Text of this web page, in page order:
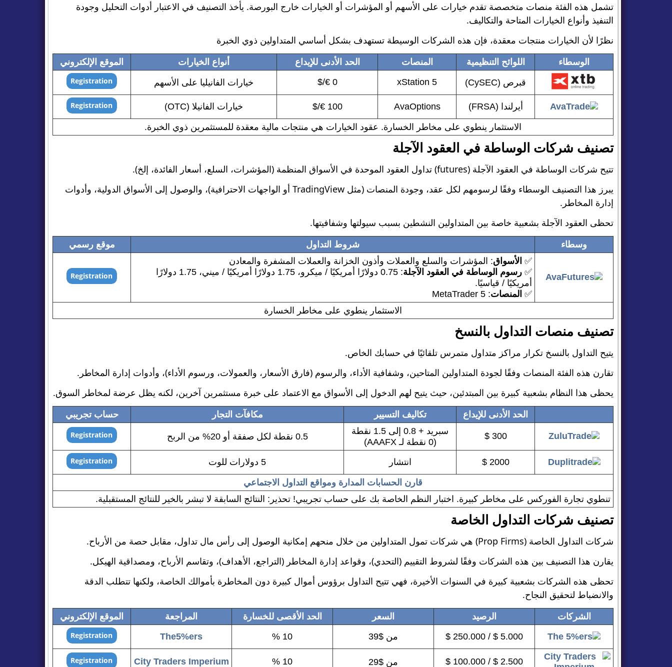
تشمل هذه الفئة منصات متخصصة تقدم خيارات على الأسهم أو المؤشرات أو الخيارات خارج البورصة. يأخذ التصنيف في الاعتبار أدوات التحليل وجودة
التنفيذ وأنواع الخيارات المتاحة والتكاليف.
نظرًا لأن الخيارات منتجات معقدة، فإن هذه الشركات الوسيطة تستهدف بشكل أساسي المتداولين ذوي الخبرة
الوسطاء اللوائح التنظيمية المنصات الحد الأدنى للإيداع أنواع الخيارات الموقع الإلكتروني
قبرص (CySEC) xStation 5
0 €/$ خيارات الفانيليا على الأسهم
أيرلندا (FRSA) AvaOptions
100 €/$ خيارات الفانيلا (OTC)
الاستثمار ينطوي على مخاطر الخسارة. عقود الخيارات هي منتجات مالية معقدة للمستثمرين ذوي الخبرة.
تصنيف شركات الوساطة في العقود الآجلة
تتيح شركات الوساطة في العقود الآجلة (futures) تداول العقود الموحدة في الأسواق المنظمة (المؤشرات، السلع، أسعار الفائدة، إلخ).
يبرز هذا التصنيف الوسطاء وفقًا لرسومهم لكل عقد، وجودة المنصات (مثل TradingView أو الواجهات الاحترافية)، والوصول إلى الأسواق الدولية، وأدوات
إدارة المخاطر.
تحظى العقود الآجلة بشعبية خاصة بين المتداولين النشطين بسبب سيولتها وشفافيتها.
وسطاء شروط التداول
موقع رسمي
✅️ الأسواق: المؤشرات والسلع والعملات وأذون الخزانة والعملات المشفرة والمعادن
✅️ رسوم الوساطة في العقود الآجلة
: 0.75 دولارًا أمريكيًا / ميكرو، 1.75 دولارًا أمريكيًا / ميني، 1.75 دولارًا
أمريكيًا / قياسيًا.
✅️ المنصات: MetaTrader 5
الاستثمار ينطوي على مخاطر الخسارة
تصنيف منصات التداول بالنسخ
يتيح التداول بالنسخ تكرار مراكز متداول متمرس تلقائيًا في حسابك الخاص.
تقارن هذه الفئة المنصات وفقًا لجودة المتداولين المتاحين، وشفافية الأداء، والرسوم (فارق الأسعار، والعمولات، ورسوم الأداء)، وأدوات إدارة المخاطر.
يحظى هذا النظام بشعبية كبيرة بين المبتدئين، حيث يتيح لهم الدخول إلى الأسواق مع الاعتماد على خبرة مستثمرين آخرين، لكنه يظل عرضة لمخاطر السوق.
الحد الأدنى للإيداع تكاليف التسيير مكافآت التجار حساب تجريبي
300 $
سبريد + 0.8 إلى 1.5 نقطة
(0 نقطة لـ AAAFX)
0.5 نقطة لكل صفقة أو 20% من الربح
2000 $ انتشار 5 دولارات للوت
قارن الحسابات المدارة ومواقع التداول الاجتماعي
تنطوي تجارة الفوركس على مخاطر كبيرة. اختبار النظم الخاصة بك على حساب تجريبي! تحذير: النتائج السابقة لا تبشر بالخير للنتائج المستقبلية.
تصنيف شركات التداول الخاصة
شركات التداول الخاصة (Prop Firms) هي شركات تمول المتداولين من خلال منحهم إمكانية الوصول إلى رأس مال تداول، مقابل حصة من الأرباح.
يقارن هذا التصنيف بين هذه الشركات وفقًا لشروط التقييم (التحدي)، وقواعد إدارة المخاطر (التراجع، الأهداف)، وتقاسم الأرباح، ومصداقية الهيكل.
تحظى هذه الشركات بشعبية كبيرة في السنوات الأخيرة، فهي تتيح التداول برؤوس أموال كبيرة دون المخاطرة بأموالك الخاصة، ولكنها تتطلب الدقة
والانضباط لتحقيق النجاح.
الشركات الرصيد السعر الحد الأقصى للخسارة المراجعة
الموقع الإلكتروني
5.000 $ / 250.000 $
من $39 10 %
The5%ers
2.500 $ / 100.000 $ من $29 10 %
City Traders Imperium